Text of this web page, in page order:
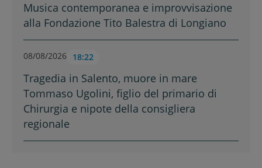
Musica contemporanea e improvvisazione
alla Fondazione Tito Balestra di Longiano
08/08/2026 18:22
Tragedia in Salento, muore in mare
Tommaso Ugolini, figlio del primario di
Chirurgia e nipote della consigliera
regionale